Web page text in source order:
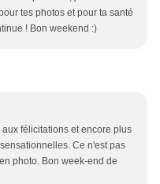
tes photos et pour ta santé
! Bon weekend :)
félicitations et encore plus
Ce n'est pas
photo. Bon week-end de